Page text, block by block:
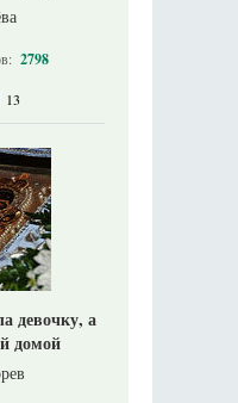
2798
13
девочку, а
домой